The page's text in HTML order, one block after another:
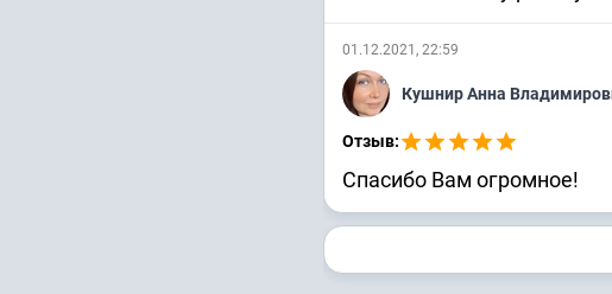
01.12.2021, 22:59
Кушнир Анна
Отзыв:
Спасибо Вам огромное!